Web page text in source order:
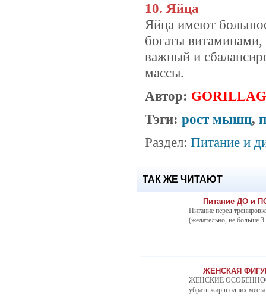
10. Яйца
Яйца имеют
богаты
важный и
массы.
Автор:
Тэги: рост мышц,
Раздел: Питание и
ТАК ЖЕ ЧИТАЮТ
Питание ДО и
Питание перед
(желательно, не больше
ЖЕНСКАЯ
ЖЕНСКИЕ ОСОБЕННОСТИ
убрать жир в одних